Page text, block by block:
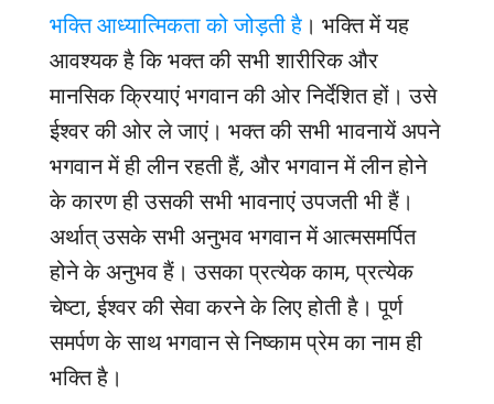
भक्ति आध्यात्मिकता को जोड़ती है। भक्ति में यह
आवश्यक है कि भक्त की सभी शारीरिक और
मानसिक क्रियाएं भगवान की ओर निर्देशित हों। उसे
ईश्वर की ओर ले जाएं। भक्त की सभी भावनायें अपने
भगवान में ही लीन रहती हैं, और भगवान में लीन होने
के कारण ही उसकी सभी भावनाएं उपजती भी हैं।
अर्थात् उसके सभी अनुभव भगवान में आत्मसमर्पित
होने के अनुभव हैं। उसका प्रत्येक काम, प्रत्येक
चेष्टा, ईश्वर की सेवा करने के लिए होती है। पूर्ण
समर्पण के साथ भगवान से निष्काम प्रेम का नाम ही
भक्ति है।